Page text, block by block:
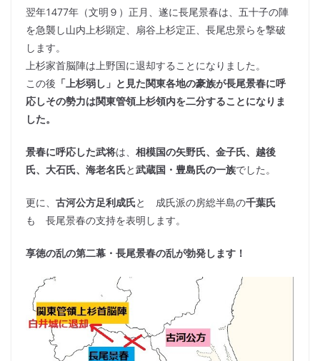
翌年1477年（文明９）正月、遂に長尾景春は、五十子の陣
を急襲し山内上杉顕定、扇谷上杉定正、長尾忠景らを撃破
します。
上杉家首脳陣は上野国に退却することになりました。
この後 「上杉弱し」と見た関東各地の豪族が長尾景春に呼
応しその勢力は関東管領上杉領内を二分することになりま
した。
景春に呼応した武将は、 相模国の矢野氏、金子氏、越後
氏、大石氏、海老名氏と武蔵国・豊島氏の一族でした。
更に、 古河公方足利成氏と 成氏派の房総半島の千葉氏
も 長尾景春の支持を表明します。
享徳の乱の第二幕・長尾景春の乱が勃発します！